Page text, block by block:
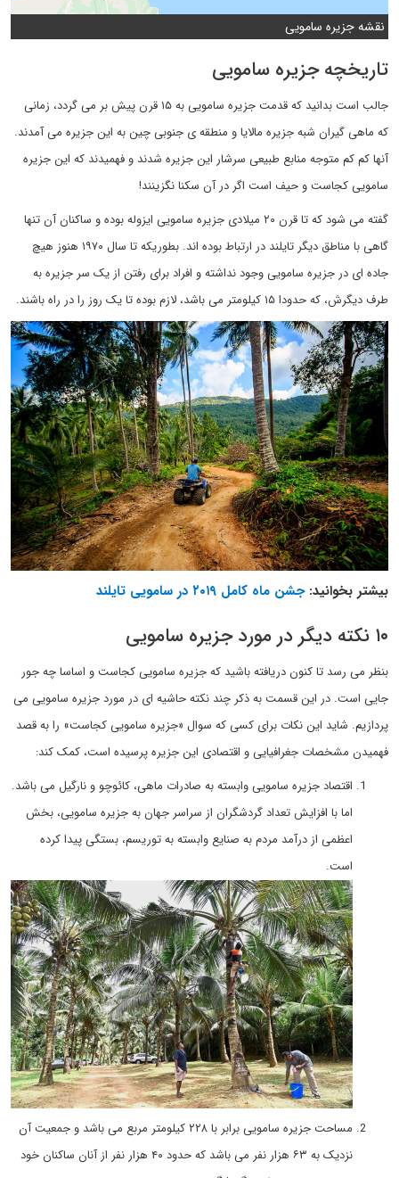
نقشه جزیره سامویی
تاریخچه جزیره سامویی
جالب است بدانید که قدمت جزیره سامویی به ۱۵ قرن پیش بر می گردد، زمانی
که ماهی گیران شبه جزیره مالایا و منطقه ی جنوبی چین به این جزیره می آمدند.
آنها کم کم متوجه منابع طبیعی سرشار این جزیره شدند و فهمیدند که این جزیره
سامویی کجاست و حیف است اگر در آن سکنا نگزینند!
گفته می شود که تا قرن ۲۰ میلادی جزیره سامویی ایزوله بوده و ساکنان آن تنها
گاهی با مناطق دیگر تایلند در ارتباط بوده اند. بطوریکه تا سال ۱۹۷۰ هنوز هیچ
جاده ای در جزیره سامویی وجود نداشته و افراد برای رفتن از یک سر جزیره به
طرف دیگرش، که حدودا ۱۵ کیلومتر می باشد، لازم بوده تا یک روز را در راه باشند.
بیشتر بخوانید:جشن ماه کامل ۲۰۱۹ در سامویی تایلند
۱۰ نکته دیگر در مورد جزیره سامویی
بنظر می رسد تا کنون دریافته باشید که جزیره سامویی کجاست و اساسا چه جور
جایی است. در این قسمت به ذکر چند نکته حاشیه ای در مورد جزیره سامویی می
پردازیم. شاید این نکات برای کسی که سوال «جزیره سامویی کجاست» را به قصد
فهمیدن مشخصات جغرافیایی و اقتصادی این جزیره پرسیده است، کمک کند:
اقتصاد جزیره سامویی وابسته به صادرات ماهی، کائوچو و نارگیل می باشد.
اما با افزایش تعداد گردشگران از سراسر جهان به جزیره سامویی، بخش
اعظمی از درآمد مردم به صنایع وابسته به توریسم، بستگی پیدا کرده
است.
مساحت جزیره سامویی برابر با ۲۲۸ کیلومتر مربع می باشد و جمعیت آن
نزدیک به ۶۳ هزار نفر می باشد که حدود ۴۰ هزار نفر از آنان ساکنان خود